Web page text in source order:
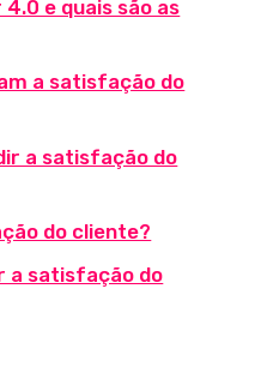
e quais são as
a satisfação do
a satisfação do
do cliente?
a satisfação do